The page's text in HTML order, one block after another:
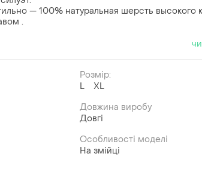
— 100% натуральная шерсть высокого
.
Розмір:
L
XL
Довжина виробу
Довгі
Особливості моделі
На змійці